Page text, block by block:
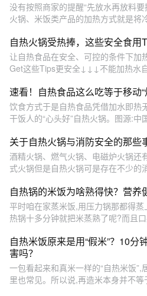
没有按照商家的提醒“先放水再放料
火锅、米饭类产品的加热方式就是将
自热火锅受热捧，这些安全食用
让自热食品在安全、可控的条件下加
Get这些Tips更安全↓↓↓不能加热水
速看！自热食品这么吃等于移动“
饮食方式于是自热食品凭借加水即热
干饭人的“心头好”自热火锅。图源:中
关于自热火锅与消防安全的那些
酒精火锅、燃气火锅、电磁炉火锅还
式火锅但是自热火锅可是存在不少的
自热锅的米饭为啥熟得快？营养
平时咱在家蒸米饭,用压力锅那都得
热锅十多分钟就把米蒸熟了呢?而且
自热米饭原来是用“假米”？10分
害吗？
一包看起来和真米一样的“自热米饭
里也常见。所以说,再造米本身并不等